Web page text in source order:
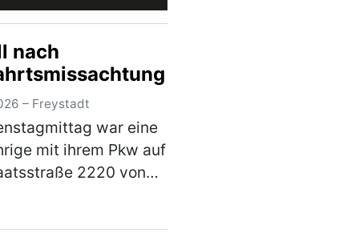
nach
– Freystadt
war eine
mit ihrem Pkw auf
2220 von